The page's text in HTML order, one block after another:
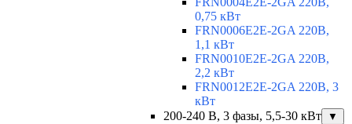
0,75 кВт
FRN0006E2E-2GA 220В,
1,1 кВт
FRN0010E2E-2GA 220В,
2,2 кВт
FRN0012E2E-2GA 220В, 3
кВт
200-240 В, 3 фазы, 5,5-30 кВт
▼